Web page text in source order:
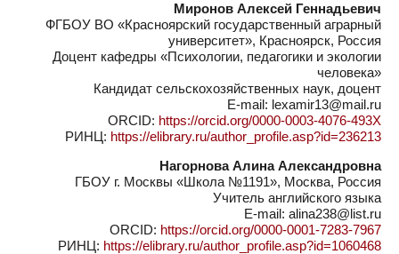
Миронов Алексей Геннадьевич
ФГБОУ ВО «Красноярский государственный аграрный
университет», Красноярск, Россия
Доцент кафедры «Психологии, педагогики и экологии
человека»
Кандидат сельскохозяйственных наук, доцент
E-mail: lexamir13@mail.ru
ORCID: https://orcid.org/0000-0003-4076-493X
РИНЦ: https://elibrary.ru/author_profile.asp?id=236213
Нагорнова Алина Александровна
ГБОУ г. Москвы «Школа №1191», Москва, Россия
Учитель английского языка
E-mail: alina238@list.ru
ORCID: https://orcid.org/0000-0001-7283-7967
РИНЦ: https://elibrary.ru/author_profile.asp?id=1060468